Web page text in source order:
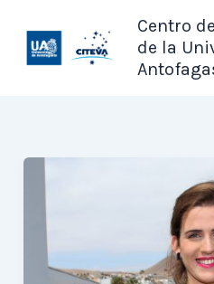
contenido
Centro
de la